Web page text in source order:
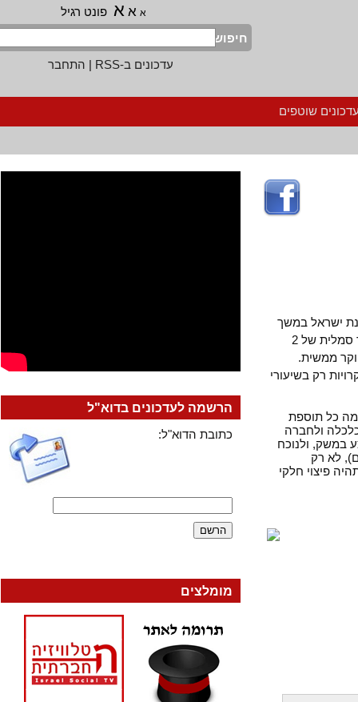
א א פונט רגיל
חיפוש
עדכונים ב-RSS
|התחבר
שוטפים
במשך
השנתיים האחרונות עלתה על 10 אחוז. על פי ממצאי הכלכלנית, למעט תוספת יוקר סמלית של 2
יוקר ממשית.
רק בשיעורי
ועד ליולי 2002) לא שולמה כל תוספת
לכלכלה ולחברה
ולנוכח
לא רק
חלקי
הרשמה לעדכונים בדוא"ל
כתובת הדוא"ל:
מומלצים